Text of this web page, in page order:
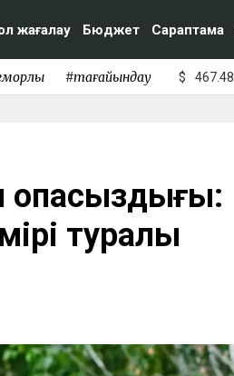
жағалау Бюджет Сараптама
#тағайындау $ 467.48
опасыздығы:
туралы